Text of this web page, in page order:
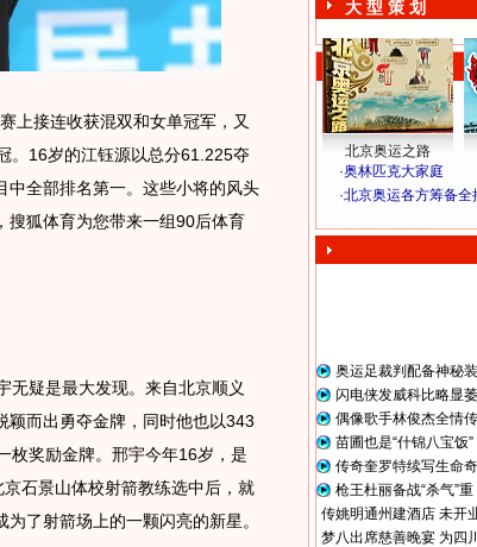
接连收获混双和女单冠军，又
。16岁的江钰源以总分61.225夺
中全部排名第一。这些小将的风头
搜狐体育为您带来一组90后体育
疑是最大发现。来自北京顺义
颖而出勇夺金牌，同时他也以343
枚奖励金牌。邢宇今年16岁，是
石景山体校射箭教练选中后，就
了射箭场上的一颗闪亮的新星。
大 型 策 划
北京奥运之路
·奥林匹克大家庭
·北京奥运各方筹备全
奥运足裁判配备神秘
闪电侠发威科比略显
偶像歌手林俊杰全情
苗圃也是“什锦八宝饭”
传奇奎罗特续写生命
枪王杜丽备战“杀气”重
传姚明通州建酒店 未开
梦八出席慈善晚宴 为四